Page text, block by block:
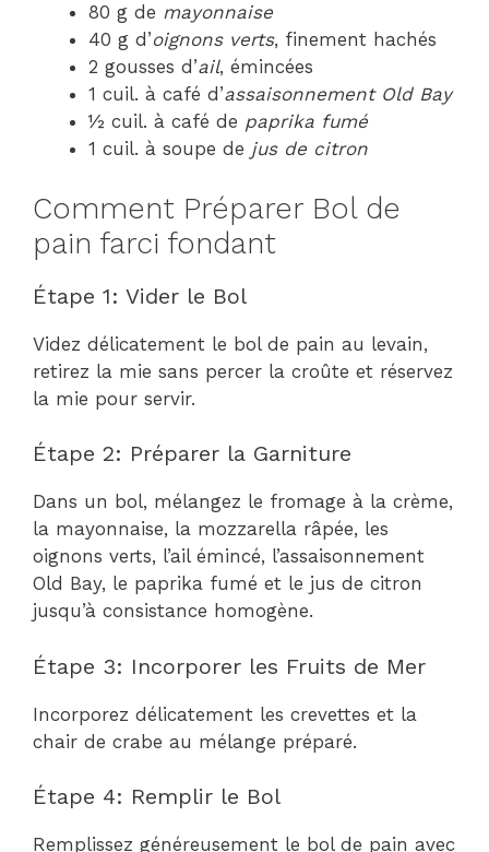
80 g de mayonnaise
40 g d’oignons verts, finement hachés
2 gousses d’ail, émincées
1 cuil. à café d’assaisonnement Old Bay
½ cuil. à café de paprika fumé
1 cuil. à soupe de jus de citron
Comment Préparer Bol de
pain farci fondant
Étape 1: Vider le Bol
Videz délicatement le bol de pain au levain,
retirez la mie sans percer la croûte et réservez
la mie pour servir.
Étape 2: Préparer la Garniture
Dans un bol, mélangez le fromage à la crème,
la mayonnaise, la mozzarella râpée, les
oignons verts, l’ail émincé, l’assaisonnement
Old Bay, le paprika fumé et le jus de citron
jusqu’à consistance homogène.
Étape 3: Incorporer les Fruits de Mer
Incorporez délicatement les crevettes et la
chair de crabe au mélange préparé.
Étape 4: Remplir le Bol
Remplissez généreusement le bol de pain avec